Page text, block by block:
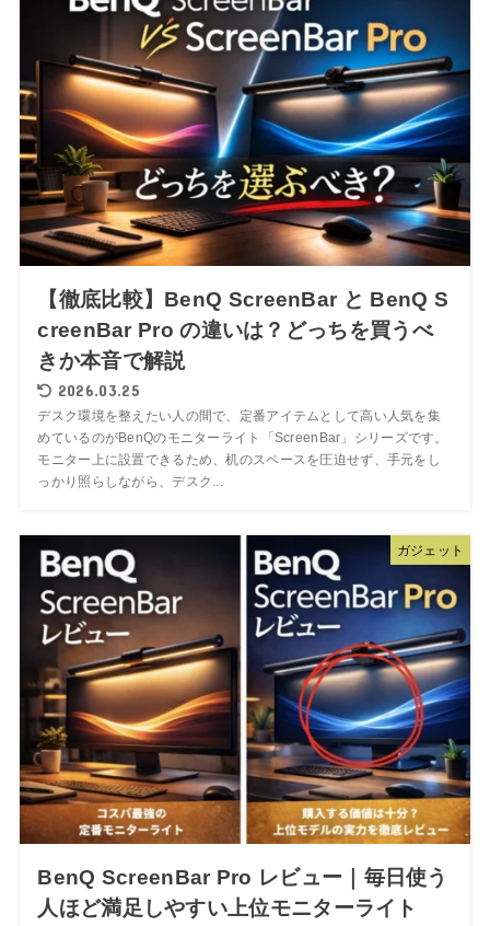
【徹底比較】BenQ ScreenBar と BenQ S
creenBar Pro の違いは？どっちを買うべ
きか本音で解説
2026.03.25
デスク環境を整えたい人の間で、定番アイテムとして高い人気を集
めているのがBenQのモニターライト「ScreenBar」シリーズです。
モニター上に設置できるため、机のスペースを圧迫せず、手元をし
っかり照らしながら、デスク...
ガジェット
BenQ ScreenBar Pro レビュー｜毎日使う
人ほど満足しやすい上位モニターライト